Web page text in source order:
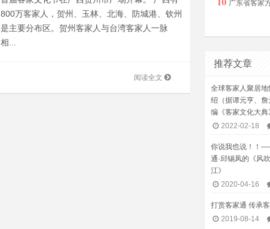
800万客家人，贺州、玉林、北海、防城港、钦州
是主要分布区。贺州客家人与台湾客家人一脉
相...
阅读全文
广东省客家方言的界定、划
推荐文章
全球客家人聚居地
绍（据谭元亨、詹
编《客家文化大典
2022-02-18
你说我也说！！
通·邱锡凤的《风
江》
2020-04-16
打赏客家通 传承
2019-08-14